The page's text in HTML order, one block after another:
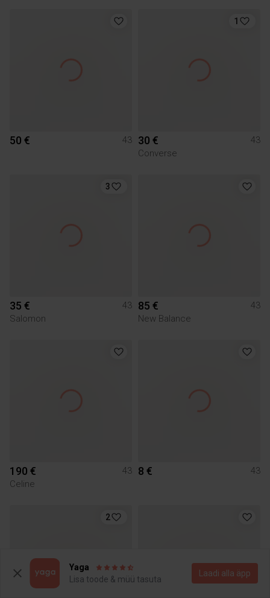
50 € 43
1
30 €
43
Converse
3
35 €
43
Salomon
85 €
43
New Balance
190 €
43
Celine
8 € 43
2
Yaga
Lisa toode & müü tasuta
Laadi alla äpp